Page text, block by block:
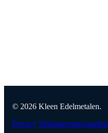
© 2026 Kleen Edelmetalen.
Privacy Verkoopvoorwaarden